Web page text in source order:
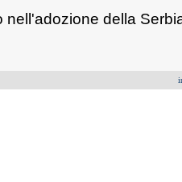
nell'adozione della